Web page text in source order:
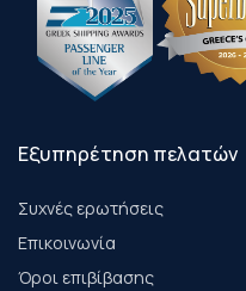
Εξυπηρέτηση πελατών
Συχνές ερωτήσεις
Επικοινωνία
Όροι επιβίβασης